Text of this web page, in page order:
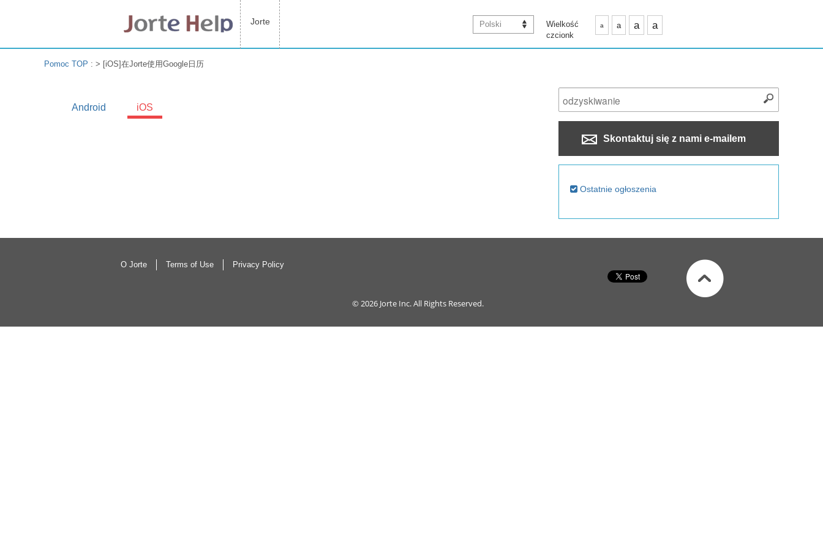
Jorte Polski
Wielkość
czcionk
a a a a
Pomoc TOP : > [iOS]在Jorte使用Google日历
Android iOS
Skontaktuj się z nami e-mailem
Ostatnie ogłoszenia
O Jorte Terms of Use Privacy Policy
© 2026 Jorte Inc.All Rights Reserved.